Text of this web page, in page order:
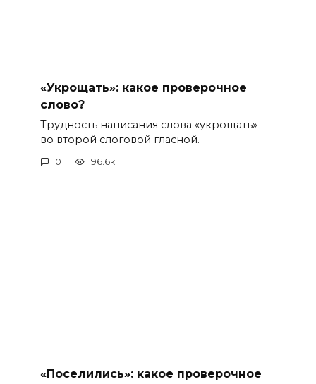
«Укрощать»: какое проверочное
слово?
Трудность написания слова «укрощать» –
во второй слоговой гласной.
0 96.6к.
«Поселились»: какое проверочное